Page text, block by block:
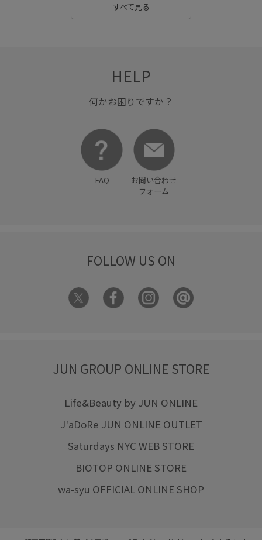
すべて見る
HELP
何かお困りですか？
FAQ
お問い合わせ
フォーム
FOLLOW US ON
JUN GROUP ONLINE STORE
Life&Beauty by JUN ONLINE
J'aDoRe JUN ONLINE OUTLET
Saturdays NYC WEB STORE
BIOTOP ONLINE STORE
wa-syu OFFICIAL ONLINE SHOP